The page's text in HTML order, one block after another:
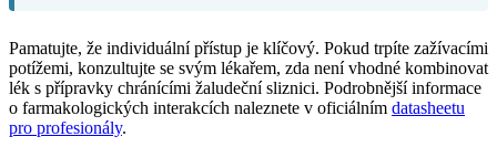
Pamatujte, že individuální přístup je klíčový. Pokud trpíte zažívacími
potížemi, konzultujte se svým lékařem, zda není vhodné kombinovat
lék s přípravky chránícími žaludeční sliznici. Podrobnější informace
o farmakologických interakcích naleznete v oficiálním datasheetu
pro profesionály.